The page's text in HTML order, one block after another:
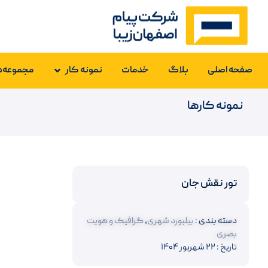
صفحه اصلی بلاگ خدمات نمونه کار
نمونه کارها
تور نقش جان
دسته بندی :بیلبورد شهری,گرافیک و هویت
بصری
تاریخ : ۲۲ شهریور ۱۴۰۴